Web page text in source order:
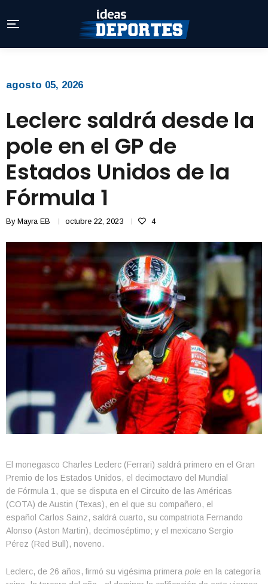
agosto 05, 2026
Leclerc saldrá desde la
pole en el GP de
Estados Unidos de la
Fórmula 1
By Mayra EB octubre 22, 2023 4
El monegasco Charles Leclerc (Ferrari) saldrá primero en el Gran
Premio de los Estados Unidos, el decimoctavo del Mundial
de Fórmula 1, que se disputa en el Circuito de las Américas
(COTA) de Austin (Texas), en el que su compañero, el
español Carlos Sainz, saldrá cuarto, su compatriota Fernando
Alonso (Aston Martin), decimoséptimo; y el mexicano Sergio
Pérez (Red Bull), noveno.
Leclerc, de 26 años, firmó su vigésima primera pole en la categoría